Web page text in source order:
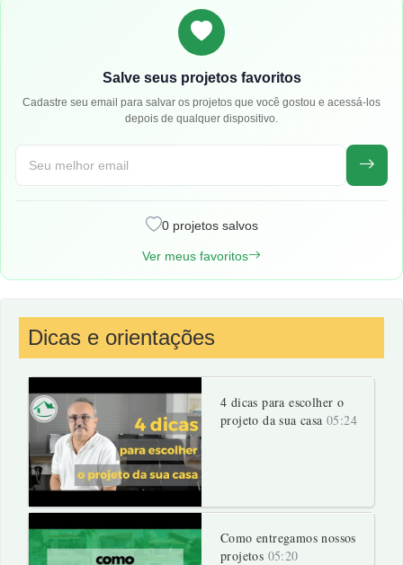
Salve seus projetos favoritos
Cadastre seu email para salvar os projetos que você gostou e acessá-los
depois de qualquer dispositivo.
0 projetos salvos
Ver meus favoritos
Dicas e orientações
4 dicas para escolher o
projeto da sua casa05:24
Como entregamos nossos
projetos 05:20